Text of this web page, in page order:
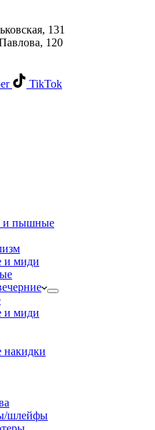
131
120
TikTok
и пышные
и миди
и миди
шлейфы